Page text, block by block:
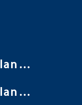
Pitanja člana Vijeća
Pitanja člana Vijeća